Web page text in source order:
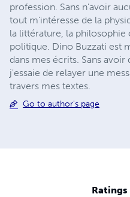
profession. Sans n'avoir
tout m'intéresse de la
la littérature, la
politique. Dino Buzzati est
dans mes écrits. Sans
j'essaie de relayer une
travers mes textes.
Go to author's page
Ratings